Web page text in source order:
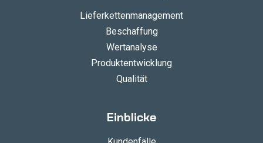
Lieferkettenmanagement
Beschaffung
Wertanalyse
Produktentwicklung
Qualität
Einblicke